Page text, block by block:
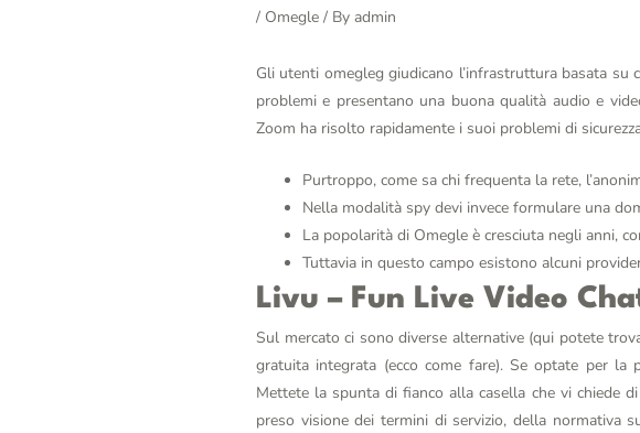
/ Omegle / By admin
Gli utenti omegleg giudicano l’infrastruttura basata su
problemi e presentano una buona qualità audio e
Zoom ha risolto rapidamente i suoi problemi di
Purtroppo, come sa chi frequenta la rete,
Nella modalità spy devi invece formulare una
La popolarità di Omegle è cresciuta negli anni,
Tuttavia in questo campo esistono alcuni
Livu – Fun Live Video
Sul mercato ci sono diverse alternative (qui potete
gratuita integrata (ecco come fare). Se optate per
Mettete la spunta di fianco alla casella che vi chiede
preso visione dei termini di servizio, della normativa